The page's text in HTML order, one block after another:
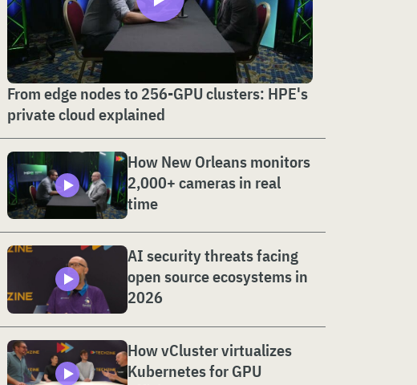
From edge nodes to 256-GPU clusters: HPE's
private cloud explained
How New Orleans monitors
2,000+ cameras in real
time
AI security threats facing
open source ecosystems in
2026
How vCluster virtualizes
Kubernetes for GPU